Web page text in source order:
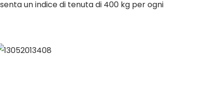
un indice di tenuta di 400 kg per ogni